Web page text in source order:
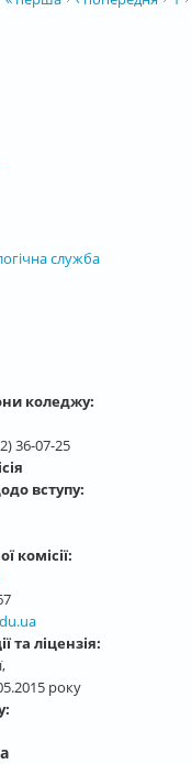
служба
коледжу:
36-07-25
вступу:
комісії:
та ліцензія:
року